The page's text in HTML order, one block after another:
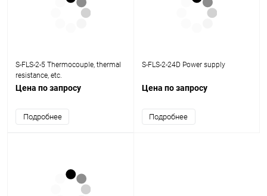
S-FLS-2-5 Thermocouple, thermal
resistance, etc.
Цена по запросу
Подробнее
S-FLS-2-24D Power supply
Цена по запросу
Подробнее